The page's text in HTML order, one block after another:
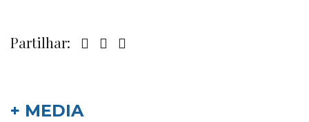
Partilhar:
+ MEDIA